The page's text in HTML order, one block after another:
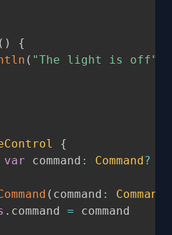
( )
{
( "The light is off"
{
var command : Command?
( command : Command
. command = command